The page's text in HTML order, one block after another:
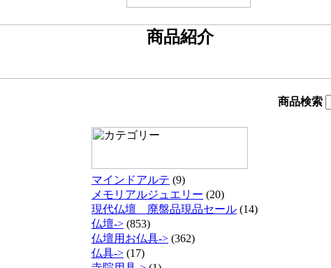
商品検索
マインドアルテ (9)
メモリアルジュエリー (20)
現代仏壇 廃盤品現品セール (14)
仏壇-> (853)
仏壇用お仏具-> (362)
仏具-> (17)